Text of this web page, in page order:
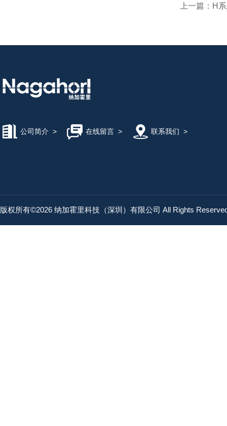
上一篇： H
公司简介 > 在线留言> 联系我们 >
版权所有©2026 纳加霍里科技（深圳）有限公司 All Rights